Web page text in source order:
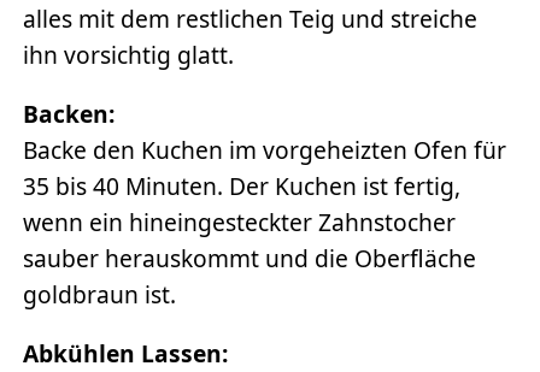
alles mit dem restlichen Teig und streiche
ihn vorsichtig glatt.
Backen:
Backe den Kuchen im vorgeheizten Ofen für
35 bis 40 Minuten. Der Kuchen ist fertig,
wenn ein hineingesteckter Zahnstocher
sauber herauskommt und die Oberfläche
goldbraun ist.
Abkühlen Lassen: